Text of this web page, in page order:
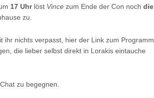
17 Uhrlöst Vince zum Ende der Con nochdie
zu.
nichts verpasst, hier der Link zum Programm.
die lieber selbst direkt in Lorakis eintauche
zu begegnen.